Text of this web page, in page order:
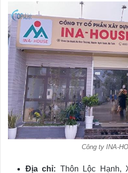
Công ty INA-
Địa chỉ: Thôn Lộc Hạnh,